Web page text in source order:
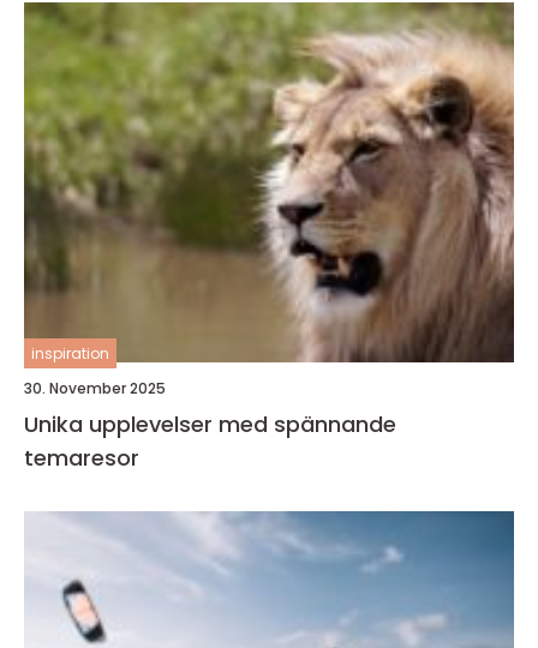
inspiration
30. November 2025
Unika upplevelser med spännande
temaresor